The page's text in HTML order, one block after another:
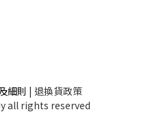
細則 | 退換貨政策
all rights reserved